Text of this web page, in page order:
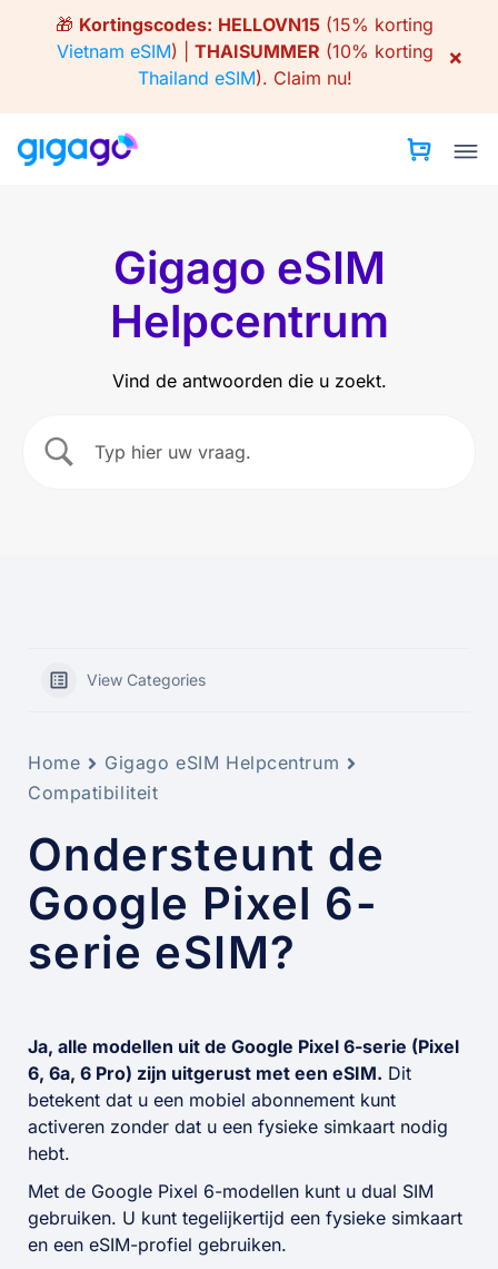
🎁 Kortingscodes: HELLOVN15 (15% korting
Vietnam eSIM) | THAISUMMER (10% korting
Thailand eSIM). Claim nu!
×
Gigago eSIM
Helpcentrum
Vind de antwoorden die u zoekt.
View Categories
Home
Gigago eSIM Helpcentrum
Compatibiliteit
Ondersteunt de
Google Pixel 6-
serie eSIM?
Ja, alle modellen uit de Google Pixel 6-serie (Pixel
6, 6a, 6 Pro) zijn uitgerust met een eSIM. Dit
betekent dat u een mobiel abonnement kunt
activeren zonder dat u een fysieke simkaart nodig
hebt.
Met de Google Pixel 6-modellen kunt u dual SIM
gebruiken. U kunt tegelijkertijd een fysieke simkaart
en een eSIM-profiel gebruiken.